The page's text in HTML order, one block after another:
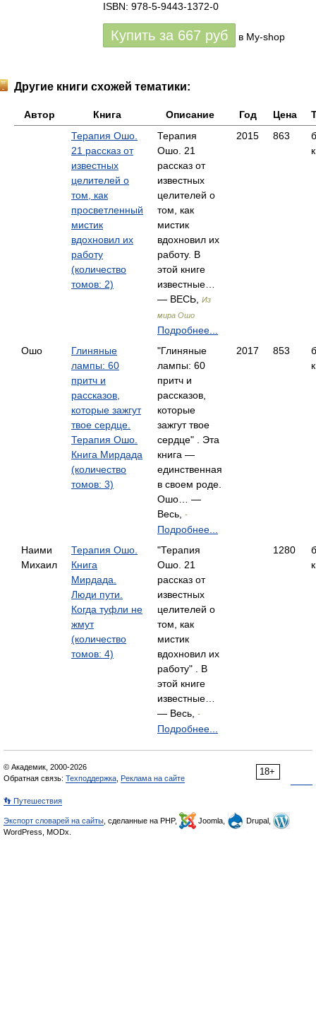
ISBN: 978-5-9443-1372-0
Купить за 667 руб в My-shop
Другие книги схожей тематики:
Автор Книга Описание Год Цена
Терапия Ошо.
21 рассказ от
известных
целителей о
том, как
просветленный
мистик
вдохновил их
работу
(количество
томов: 2)
Терапия
Ошо. 21
рассказ от
известных
целителей о
том, как
мистик
вдохновил их
работу. В
этой книге
известные…
— ВЕСЬ,
Из
мира Ошо
Подробнее...
2015 863
Ошо
Глиняные
лампы: 60
притч и
рассказов,
которые зажгут
твое сердце.
Терапия Ошо.
Книга Мирдада
(количество
томов: 3)
"Глиняные
лампы: 60
притч и
рассказов,
которые
зажгут твое
сердце" . Эта
книга —
единственная
в своем роде.
Ошо… —
Весь,
-
Подробнее...
2017 853
Наими
Михаил
Терапия Ошо.
Книга
Мирдада.
Люди пути.
Когда туфли не
жмут
(количество
томов: 4)
"Терапия
Ошо. 21
рассказ от
известных
целителей о
том, как
мистик
вдохновил их
работу" . В
этой книге
известные…
— Весь,
-
Подробнее...
1280
18+
© Академик, 2000-2026
Обратная связь: Техподдержка Реклама на сайте
👣 Путешествия
Экспорт словарей на сайты , сделанные на PHP, Joomla,
Drupal,
WordPress, MODx.